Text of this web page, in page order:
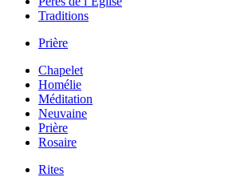
Traditions
Prière
Chapelet
Homélie
Méditation
Neuvaine
Prière
Rosaire
Rites